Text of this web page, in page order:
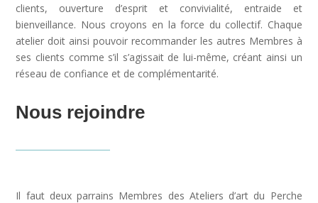
clients, ouverture d’esprit et convivialité, entraide et
bienveillance. Nous croyons en la force du collectif. Chaque
atelier doit ainsi pouvoir recommander les autres Membres à
ses clients comme s’il s’agissait de lui-même, créant ainsi un
réseau de confiance et de complémentarité.
Nous rejoindre
Il faut deux parrains Membres des Ateliers d’art du Perche